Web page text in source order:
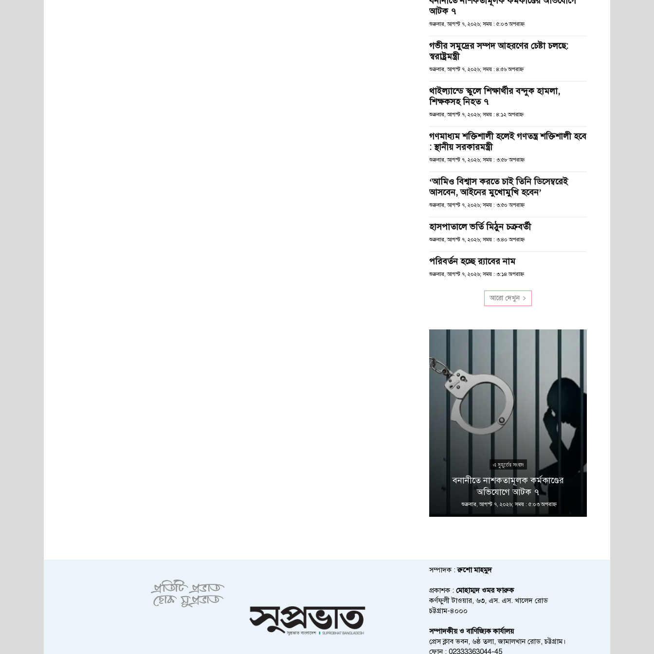
আটক ৭
শুক্রবার, আগস্ট ৭, ২০২৬; সময় : ৫:০৩ অপরাহ্ণ
গভীর সমুদ্রের সম্পদ আহরণের চেষ্টা চলছে:
স্বরাষ্ট্রমন্ত্রী
শুক্রবার, আগস্ট ৭, ২০২৬; সময় : ৪:৫৬ অপরাহ্ণ
থাইল্যান্ডে স্কুলে শিক্ষার্থীর বন্দুক হামলা,
শিক্ষকসহ নিহত ৭
শুক্রবার, আগস্ট ৭, ২০২৬; সময় : ৪:১২ অপরাহ্ণ
গণমাধ্যম শক্তিশালী হলেই গণতন্ত্র শক্তিশালী হবে
: স্থানীয় সরকারমন্ত্রী
শুক্রবার, আগস্ট ৭, ২০২৬; সময় : ৩:৫৮ অপরাহ্ণ
‘আমিও বিশ্বাস করতে চাই তিনি ডিসেম্বরেই
আসবেন, আইনের মুখোমুখি হবেন’
শুক্রবার, আগস্ট ৭, ২০২৬; সময় : ৩:৫০ অপরাহ্ণ
হাসপাতালে ভর্তি মিঠুন চক্রবর্তী
শুক্রবার, আগস্ট ৭, ২০২৬; সময় : ৩:৪০ অপরাহ্ণ
পরিবর্তন হচ্ছে র‌্যাবের নাম
শুক্রবার, আগস্ট ৭, ২০২৬; সময় : ৩:১৪ অপরাহ্ণ
আরো দেখুন
এ মুহূর্তের সংবাদ
বনানীতে নাশকতামূলক কর্মকাণ্ডের
অভিযোগে আটক ৭
শুক্রবার, আগস্ট ৭, ২০২৬; সময় : ৫:০৩ অপরাহ্ণ
সম্পাদক :রুশো মাহমুদ
প্রকাশক : মোহাম্মদ ওমর ফারুক
কর্ণফুলী টাওয়ার, ৬৩, এস. এস. খালেদ রোড
চট্টগ্রাম-৪০০০
সম্পাদকীয় ও বাণিজ্যিক কার্যালয়
প্রেস ক্লাব ভবন, ৬ষ্ঠ তলা, জামালখান রোড, চট্টগ্রাম।
ফোন : 02333363044-45